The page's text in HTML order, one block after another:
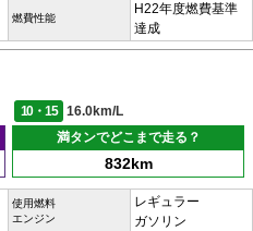
燃費性能
H22年度燃費基準
達成
10・15
16.0km/L
満タンでどこまで走る？
832km
使用燃料
エンジン
レギュラー
ガソリン